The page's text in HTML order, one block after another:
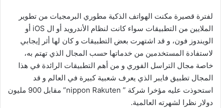
لفترة قصيرة مكنت الهواتف الذكية مطوري البرمجيات من تطوير
الملايين من التطبيقات سواء كانت لنظام الأندرويد أو ال iOS أو
الويندوز فون، و قد اشتهرت بعض التطبيقات و كان لها أثر إيجابي
لاستفادة المستخدمين من خدماتها حسب المجال الذي تهتم به،
خاصة مجال التراسل الفوري و من أهم التطبيقات الرائدة في هذا
المجال تطبيق فايبر الذي يعرف شعبية كبيرة في العالم و قد
استحوذت عليه مؤخرا شركة ” nippon Rakuten” مقابل 900 مليون
دولار نظرا لشهرته العالمية.